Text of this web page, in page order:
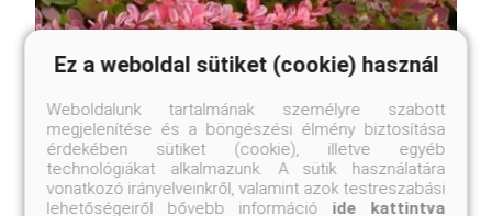
Ez a weboldal sütiket (cookie) használ
Weboldalunk tartalmának személyre szabott
megjelenítése és a böngészési élmény biztosítása
érdekében sütiket (cookie), illetve egyéb
technológiákat alkalmazunk. A sütik használatára
vonatkozó irányelveinkről, valamint azok testreszabási
lehetőségeiről bővebb információ ide kattintva